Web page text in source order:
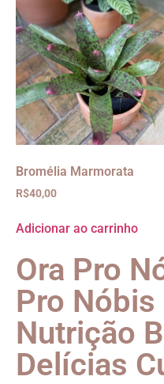
Bromélia Marmorata
R$40,00
Adicionar ao carrinho
Ora Pro
Pro Nóbis
Nutrição
Delícias